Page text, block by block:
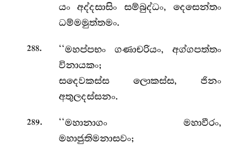
යං අද්දසාසිං සම්බුද්ධං, දෙසෙන්තං
ධම්මමුත්තමං.
288. ‘‘මහප්පභං ගණාචරියං, අග්ගපත්තං
විනායකං;
සදෙවකස්ස ලොකස්ස, ජිනං
අතුලදස්සනං.
289.
‘‘මහානාගං මහාවීරං,
මහාජුතිමනාසවං;